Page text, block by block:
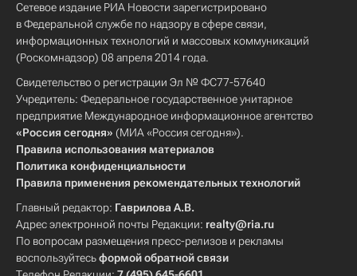
Сетевое издание РИА Новости зарегистрировано
в Федеральной службе по надзору в сфере связи,
информационных технологий и массовых коммуникаций
(Роскомнадзор) 08 апреля 2014 года.
Свидетельство о регистрации Эл № ФС77-57640
Учредитель: Федеральное государственное унитарное
предприятие Международное информационное агентство
«Россия сегодня» (МИА «Россия сегодня»).
Правила использования материалов
Политика конфиденциальности
Правила применения рекомендательных технологий
Главный редактор: Гаврилова А.В.
Адрес электронной почты Редакции: realty@ria.ru
По вопросам размещения пресс-релизов и рекламы
воспользуйтесьформой обратной связи